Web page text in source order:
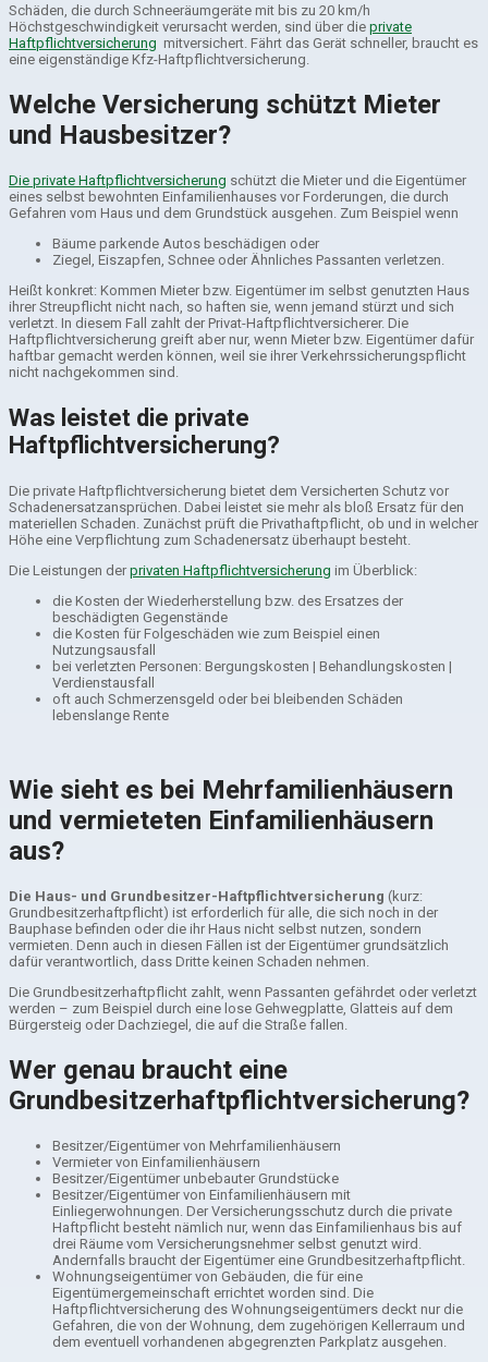
Schäden, die durch Schneeräumgeräte mit bis zu 20 km/h
Höchstgeschwindigkeit verursacht werden, sind über die private
Haftpflichtversicherung mitversichert. Fährt das Gerät schneller, braucht es
eine eigenständige Kfz-Haftpflichtversicherung.
Welche Versicherung schützt Mieter
und Hausbesitzer?
Die private Haftpflichtversicherung schützt die Mieter und die Eigentümer
eines selbst bewohnten Einfamilienhauses vor Forderungen, die durch
Gefahren vom Haus und dem Grundstück ausgehen. Zum Beispiel wenn
Bäume parkende Autos beschädigen oder
Ziegel, Eiszapfen, Schnee oder Ähnliches Passanten verletzen.
Heißt konkret: Kommen Mieter bzw. Eigentümer im selbst genutzten Haus
ihrer Streupflicht nicht nach, so haften sie, wenn jemand stürzt und sich
verletzt. In diesem Fall zahlt der Privat­-Haftpflichtversicherer. Die
Haftpflichtversicherung greift aber nur, wenn Mieter bzw. Eigentümer dafür
haftbar gemacht werden können, weil sie ihrer Verkehrssicherungspflicht
nicht nachgekommen sind.
Was leistet die private
Haftpflichtversicherung?
Die private Haftpflichtversicherung bietet dem Versicherten Schutz vor
Schadenersatzansprüchen. Dabei leistet sie mehr als bloß Ersatz für den
materiellen Schaden. Zunächst prüft die Privathaftpflicht, ob und in welcher
Höhe eine Verpflichtung zum Schadenersatz überhaupt besteht.
Die Leistungen der privaten Haftpflichtversicherung im Überblick:
die Kosten der Wiederherstellung bzw. des Ersatzes der
beschädigten Gegenstände
die Kosten für Folgeschäden wie zum Beispiel einen
Nutzungsausfall
bei verletzten Personen: Bergungskosten | Behandlungskosten |
Verdienstausfall
oft auch Schmerzensgeld oder bei bleibenden Schäden
lebenslange Rente
Wie sieht es bei Mehrfamilienhäusern
und vermieteten Einfamilienhäusern
aus?
Die Haus-­ und Grundbesitzer­-Haftpflichtversicherung (kurz:
Grundbesitzerhaftpflicht) ist erforderlich für alle, die sich noch in der
Bauphase befinden oder die ihr Haus nicht selbst nutzen, sondern
vermieten. Denn auch in diesen Fällen ist der Eigentümer grundsätzlich
dafür verantwortlich, dass Dritte keinen Schaden nehmen.
Die Grundbesitzerhaftpflicht zahlt, wenn Passanten gefährdet oder verletzt
werden – zum Beispiel durch eine lose Gehwegplatte, Glatteis auf dem
Bürgersteig oder Dachziegel, die auf die Straße fallen.
Wer genau braucht eine
Grundbesitzerhaftpflichtversicherung?
Besitzer/Eigentümer von Mehrfamilienhäusern
Vermieter von Einfamilienhäusern
Besitzer/Eigentümer unbebauter Grundstücke
Besitzer/Eigentümer von Einfamilienhäusern mit
Einliegerwohnungen. Der Versicherungsschutz durch die private
Haftpflicht besteht nämlich nur, wenn das Einfamilienhaus bis auf
drei Räume vom Versicherungsnehmer selbst genutzt wird.
Andernfalls braucht der Eigentümer eine Grundbesitzerhaftpflicht.
Wohnungseigentümer von Gebäuden, die für eine
Eigentümergemeinschaft errichtet worden sind. Die
Haftpflichtversicherung des Wohnungseigentümers deckt nur die
Gefahren, die von der Wohnung, dem zugehörigen Kellerraum und
dem eventuell vorhandenen abgegrenzten Parkplatz ausgehen.